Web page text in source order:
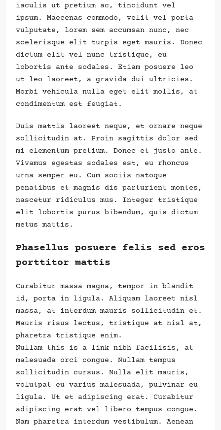
iaculis ut pretium ac, tincidunt vel
ipsum. Maecenas commodo, velit vel porta
vulputate, lorem sem accumsan nunc, nec
scelerisque elit turpis eget mauris. Donec
dictum elit vel nunc tristique, eu
lobortis ante sodales. Etiam posuere leo
ut leo laoreet, a gravida dui ultricies.
Morbi vehicula nulla eget elit mollis, at
condimentum est feugiat.
Duis mattis laoreet neque, et ornare neque
sollicitudin at. Proin sagittis dolor sed
mi elementum pretium. Donec et justo ante.
Vivamus egestas sodales est, eu rhoncus
urna semper eu. Cum sociis natoque
penatibus et magnis dis parturient montes,
nascetur ridiculus mus. Integer tristique
elit lobortis purus bibendum, quis dictum
metus mattis.
Phasellus posuere felis sed eros
porttitor mattis
Curabitur massa magna, tempor in blandit
id, porta in ligula. Aliquam laoreet nisl
massa, at interdum mauris sollicitudin et.
Mauris risus lectus, tristique at nisl at,
pharetra tristique enim.
Nullam this is a link nibh facilisis, at
malesuada orci congue. Nullam tempus
sollicitudin cursus. Nulla elit mauris,
volutpat eu varius malesuada, pulvinar eu
ligula. Ut et adipiscing erat. Curabitur
adipiscing erat vel libero tempus congue.
Nam pharetra interdum vestibulum. Aenean